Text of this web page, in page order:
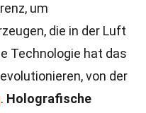
um
die in der Luft
Technologie hat das
von der
. Holografische